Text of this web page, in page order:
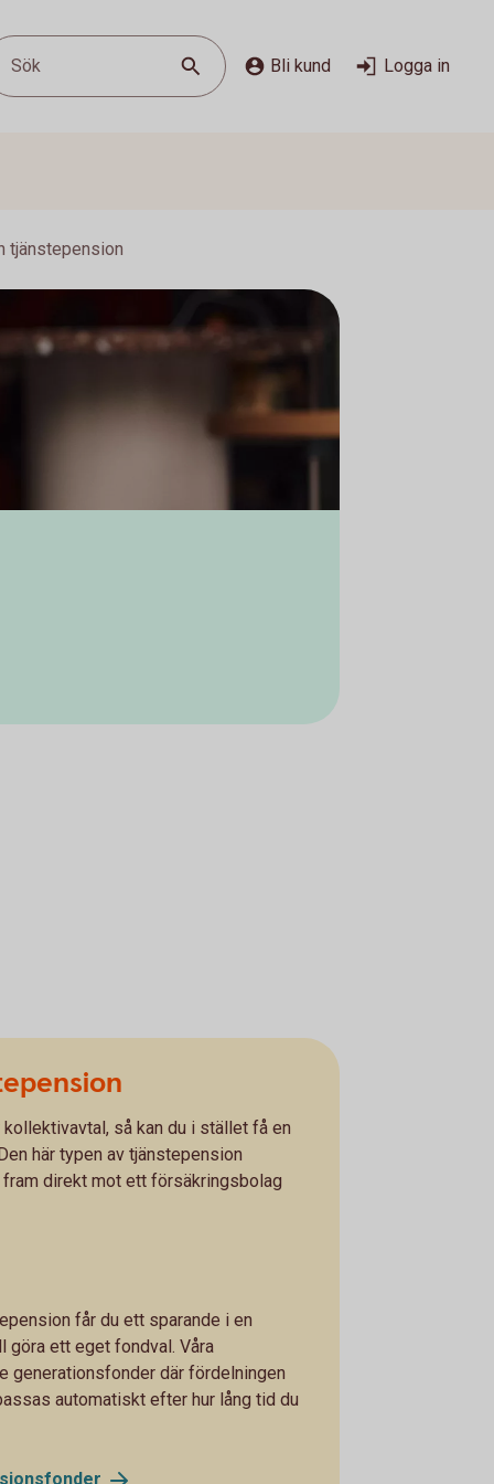
Sök Bli kund Logga in
tjänstepension
så kan du i stället få en
här typen av tjänstepension
direkt mot ett försäkringsbolag
får du ett sparande i en
göra ett eget fondval. Våra
generationsfonder där fördelningen
automatiskt efter hur lång tid du